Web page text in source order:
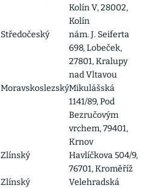
Kolín V, 28002,
Kolín
Středočeský
nám. J. Seiferta
698, Lobeček,
27801, Kralupy
nad Vltavou
MoravskoslezskýMikulášská
1141/89, Pod
Bezručovým
vrchem, 79401,
Krnov
Zlínský
Havlíčkova 504/9,
76701, Kroměříž
Zlínský
Velehradská